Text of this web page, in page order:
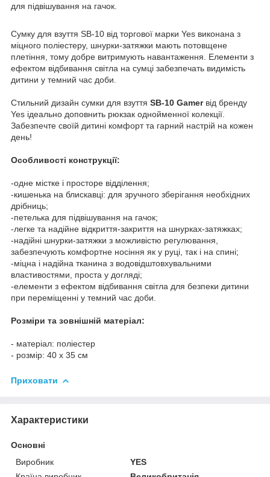
для підвішування на гачок.
Сумку для взуття SB-10 від торгової марки Yes виконана з
міцного поліестеру, шнурки-затяжки мають потовщене
плетіння, тому добре витримують навантаження. Елементи з
ефектом відбивання світла на сумці забезпечать видимість
дитини у темний час доби.
Стильний дизайн сумки для взуття SB-10 Gamerвід бренду
Yes ідеально доповнить рюкзак однойменної колекції.
Забезпечте своїй дитині комфорт та гарний настрій на кожен
день!
Особливості конструкції:
-одне містке і просторе відділення;
-кишенька на блискавці: для зручного зберігання необхідних
дрібниць;
-петелька для підвішування на гачок;
-легке та надійне відкриття-закриття на шнурках-затяжках;
-надійні шнурки-затяжки з можливістю регулювання,
забезпечують комфортне носіння як у руці, так і на спині;
-міцна і надійна тканина з водовідштовхувальними
властивостями, проста у догляді;
-елементи з ефектом відбивання світла для безпеки дитини
при переміщенні у темний час доби.
Розміри та зовнішній матеріал:
- матеріал: поліестер
- розмір: 40 х 35 см
Приховати
Характеристики
Основні
Виробник
YES